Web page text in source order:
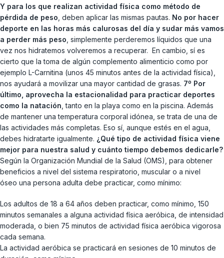
Y para los que realizan actividad física como método de
pérdida de peso , deben aplicar las mismas pautas. No por hacer
deporte en las horas más calurosas del día y sudar más vamos
a perder más peso , simplemente perderemos líquidos que una
vez nos hidratemos volveremos a recuperar. En cambio, sí es
cierto que la toma de algún complemento alimenticio como por
ejemplo L-Carnitina (unos 45 minutos antes de la actividad física),
nos ayudará a movilizar una mayor cantidad de grasas. 7º Por
último, aprovecha la estacionalidad para practicar deportes
como la natación , tanto en la playa como en la piscina. Además
de mantener una temperatura corporal idónea, se trata de una de
las actividades más completas. Eso sí, aunque estés en el agua,
debes hidratarte igualmente. ¿Qué tipo de actividad física viene
mejor para nuestra salud y cuánto tiempo debemos dedicarle?
Según la Organización Mundial de la Salud (OMS), para obtener
beneficios a nivel del sistema respiratorio, muscular o a nivel
óseo una persona adulta debe practicar, como mínimo:
Los adultos de 18 a 64 años deben practicar, como mínimo, 150
minutos semanales a alguna actividad física aeróbica, de intensidad
moderada, o bien 75 minutos de actividad física aeróbica vigorosa
cada semana.
La actividad aeróbica se practicará en sesiones de 10 minutos de